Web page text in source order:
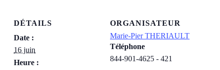
DÉTAILS
Date :
16 juin
Heure :
ORGANISATEUR
Marie-Pier THERIAULT
Téléphone
844-901-4625 - 421